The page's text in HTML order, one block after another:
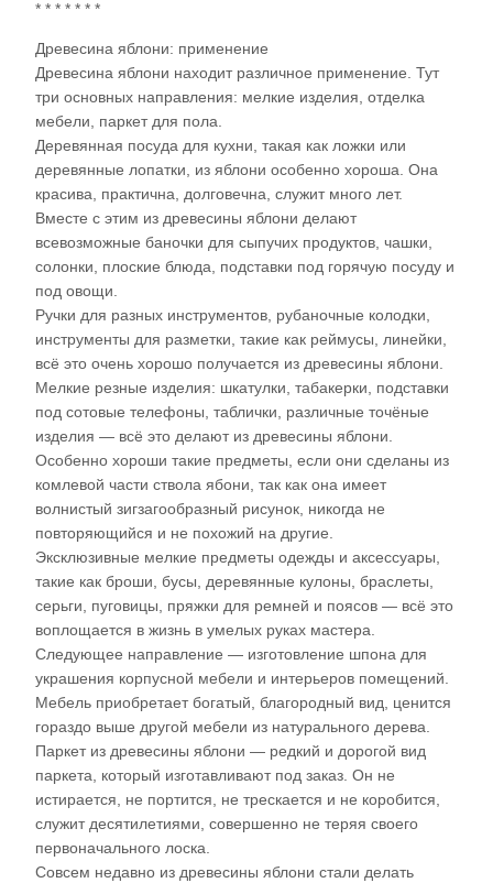
* * * * * * *
Древесина яблони: применение
Древесина яблони находит различное применение. Тут
три основных направления: мелкие изделия, отделка
мебели, паркет для пола.
Деревянная посуда для кухни, такая как ложки или
деревянные лопатки, из яблони особенно хороша. Она
красива, практична, долговечна, служит много лет.
Вместе с этим из древесины яблони делают
всевозможные баночки для сыпучих продуктов, чашки,
солонки, плоские блюда, подставки под горячую посуду и
под овощи.
Ручки для разных инструментов, рубаночные колодки,
инструменты для разметки, такие как реймусы, линейки,
всё это очень хорошо получается из древесины яблони.
Мелкие резные изделия: шкатулки, табакерки, подставки
под сотовые телефоны, таблички, различные точёные
изделия — всё это делают из древесины яблони.
Особенно хороши такие предметы, если они сделаны из
комлевой части ствола ябони, так как она имеет
волнистый зигзагообразный рисунок, никогда не
повторяющийся и не похожий на другие.
Эксклюзивные мелкие предметы одежды и аксессуары,
такие как броши, бусы, деревянные кулоны, браслеты,
серьги, пуговицы, пряжки для ремней и поясов — всё это
воплощается в жизнь в умелых руках мастера.
Следующее направление — изготовление шпона для
украшения корпусной мебели и интерьеров помещений.
Мебель приобретает богатый, благородный вид, ценится
гораздо выше другой мебели из натурального дерева.
Паркет из древесины яблони — редкий и дорогой вид
паркета, который изготавливают под заказ. Он не
истирается, не портится, не трескается и не коробится,
служит десятилетиями, совершенно не теряя своего
первоначального лоска.
Совсем недавно из древесины яблони стали делать